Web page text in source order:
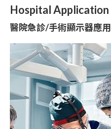
Hospital Application
醫院急診/手術顯示器應用